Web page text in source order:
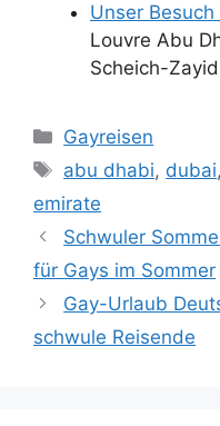
Unser
Louvre Abu
Scheich-
Kategorien
Gayreisen
Schlagwörter
abu dhabi, dubai
emirate
Schwuler
für Gays im Sommer
Gay-Urlaub
schwule Reisende